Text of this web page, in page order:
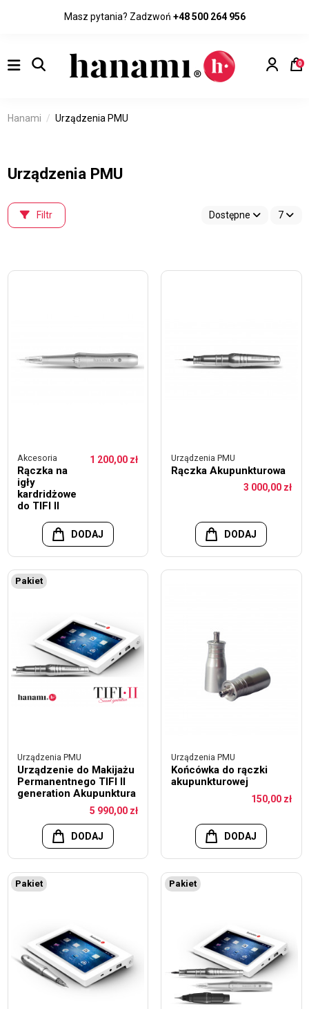
Masz pytania? Zadzwoń +48 500 264 956
0
Hanami Urządzenia PMU
Urządzenia PMU
Filtr Dostępne 7
Akcesoria
Rączka na
igły
kardridżowe
do TIFI II
1 200,00 zł
DODAJ
Urządzenia PMU
Rączka Akupunkturowa
3 000,00 zł
DODAJ
Pakiet
Urządzenia PMU
Urządzenie do Makijażu
Permanentnego TIFI II
generation Akupunktura
5 990,00 zł
DODAJ
Urządzenia PMU
Końcówka do rączki
akupunkturowej
150,00 zł
DODAJ
Pakiet Pakiet